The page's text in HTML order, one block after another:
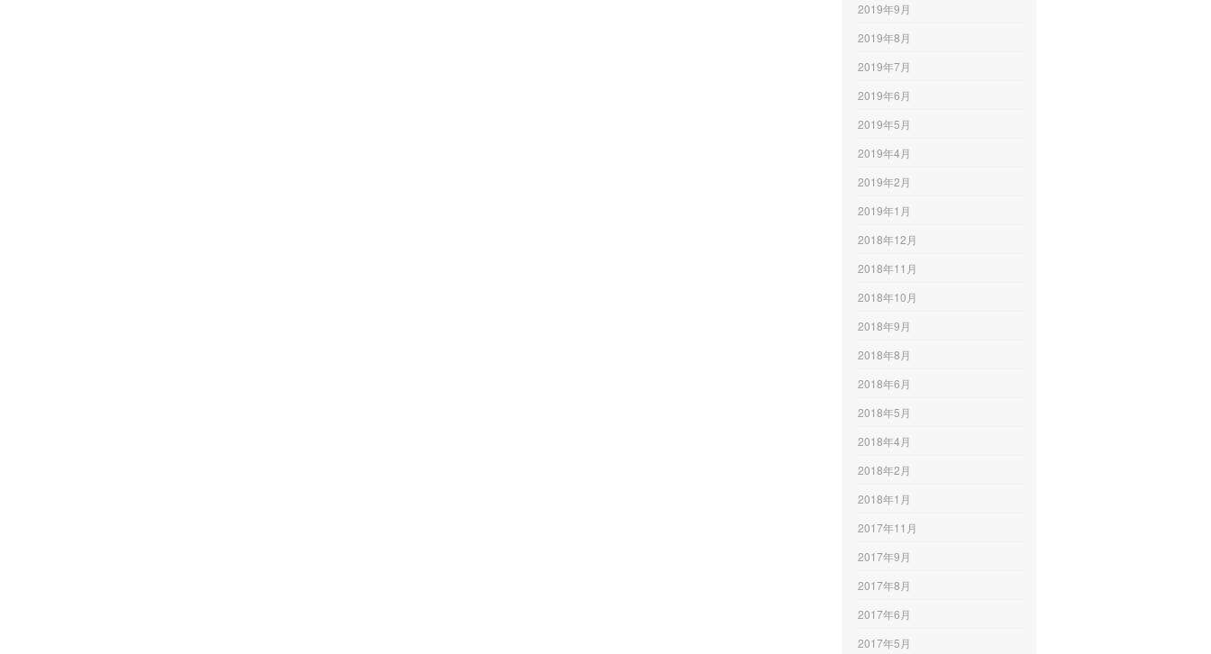
2019年9月
2019年8月
2019年7月
2019年6月
2019年5月
2019年4月
2019年2月
2019年1月
2018年12月
2018年11月
2018年10月
2018年9月
2018年8月
2018年6月
2018年5月
2018年4月
2018年2月
2018年1月
2017年11月
2017年9月
2017年8月
2017年6月
2017年5月